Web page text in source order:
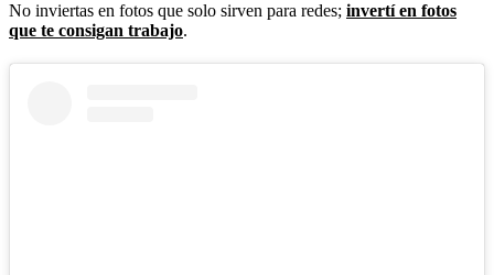
No inviertas en fotos que solo sirven para redes; invertí en fotos
que te consigan trabajo.